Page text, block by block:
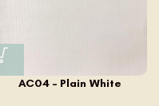
AC04 – Plain White